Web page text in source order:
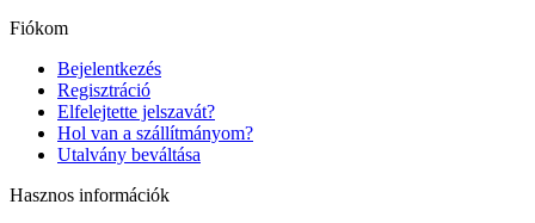
Fiókom
Bejelentkezés
Regisztráció
Elfelejtette jelszavát?
Hol van a szállítmányom?
Utalvány beváltása
Hasznos információk